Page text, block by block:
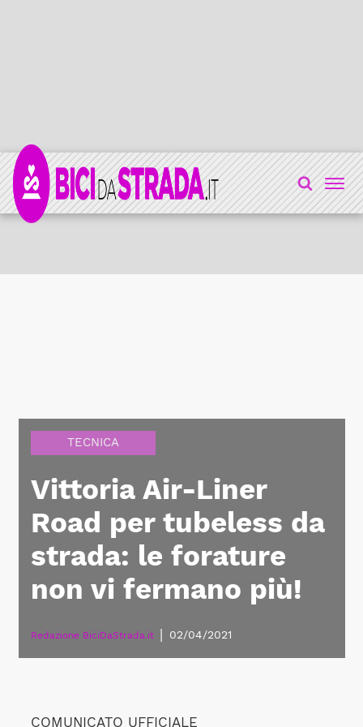
TECNICA
Vittoria Air-Liner
Road per tubeless da
strada: le forature
non vi fermano più!
Redazione BiciDaStrada.it 02/04/2021
COMUNICATO UFFICIALE